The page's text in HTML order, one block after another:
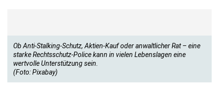
Ob Anti-Stalking-Schutz, Aktien-Kauf oder anwaltlicher Rat – eine
starke Rechtsschutz-Police kann in vielen Lebenslagen eine
wertvolle Unterstützung sein.
(Foto: Pixabay)